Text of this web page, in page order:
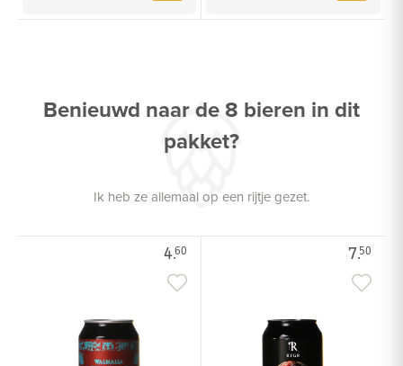
Benieuwd naar de 8 bieren in dit
pakket?
Ik heb ze allemaal op een rijtje gezet.
4.60 7.50